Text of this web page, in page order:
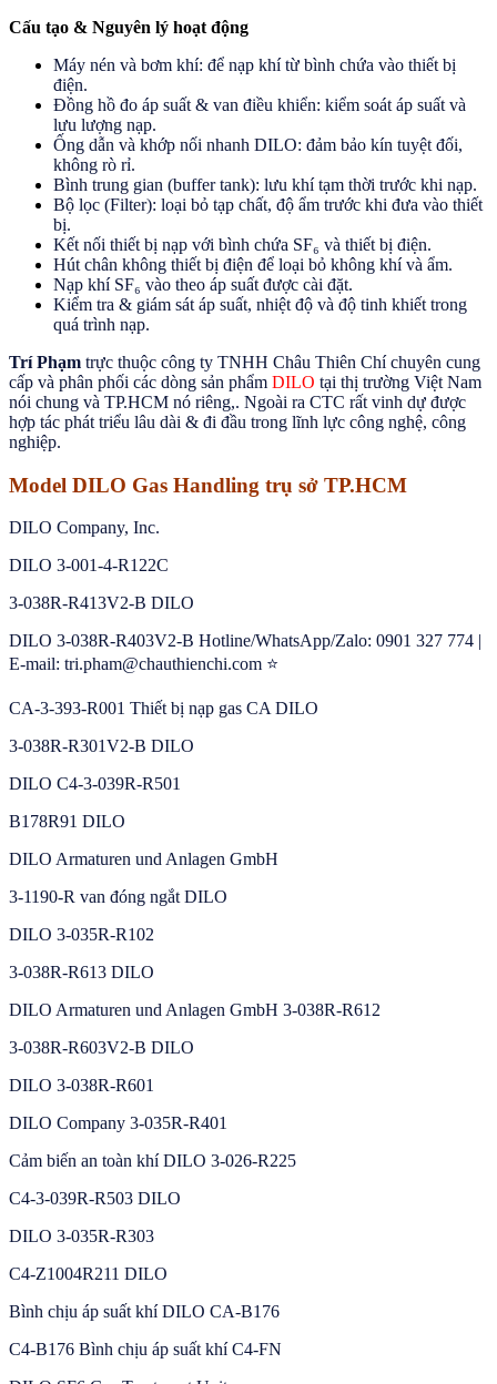
Cấu tạo & Nguyên lý hoạt động
Máy nén và bơm khí: để nạp khí từ bình chứa vào thiết bị
điện.
Đồng hồ đo áp suất & van điều khiển: kiểm soát áp suất và
lưu lượng nạp.
Ống dẫn và khớp nối nhanh DILO: đảm bảo kín tuyệt đối,
không rò rỉ.
Bình trung gian (buffer tank): lưu khí tạm thời trước khi nạp.
Bộ lọc (Filter): loại bỏ tạp chất, độ ẩm trước khi đưa vào thiết
bị.
Kết nối thiết bị nạp với bình chứa SF₆ và thiết bị điện.
Hút chân không thiết bị điện để loại bỏ không khí và ẩm.
Nạp khí SF₆ vào theo áp suất được cài đặt.
Kiểm tra & giám sát áp suất, nhiệt độ và độ tinh khiết trong
quá trình nạp.
Trí Phạm trực thuộc công ty TNHH Châu Thiên Chí chuyên cung
cấp và phân phối các dòng sản phẩm DILO tại thị trường Việt Nam
nói chung và TP.HCM nó riêng,. Ngoài ra CTC rất vinh dự được
hợp tác phát triểu lâu dài & đi đầu trong lĩnh lực công nghệ, công
nghiệp.
Model DILO Gas Handling trụ sở TP.HCM
DILO Company, Inc.
DILO 3-001-4-R122C
3-038R-R413V2-B DILO
DILO 3-038R-R403V2-B Hotline/WhatsApp/Zalo: 0901 327 774 |
E-mail: tri.pham@chauthienchi.com ⭐
CA-3-393-R001 Thiết bị nạp gas CA DILO
3-038R-R301V2-B DILO
DILO C4-3-039R-R501
B178R91 DILO
DILO Armaturen und Anlagen GmbH
3-1190-R van đóng ngắt DILO
DILO 3-035R-R102
3-038R-R613 DILO
DILO Armaturen und Anlagen GmbH 3-038R-R612
3-038R-R603V2-B DILO
DILO 3-038R-R601
DILO Company 3-035R-R401
Cảm biến an toàn khí DILO 3-026-R225
C4-3-039R-R503 DILO
DILO 3-035R-R303
C4-Z1004R211 DILO
Bình chịu áp suất khí DILO CA-B176
C4-B176 Bình chịu áp suất khí C4-FN